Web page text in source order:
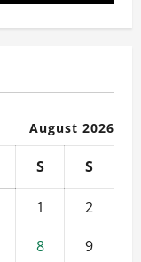
August 2026
S S
1
2
8
9